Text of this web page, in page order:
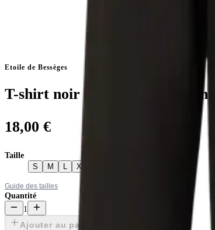
Etoile de Bessèges
T-shirt noir premium pour
18,00 €
Taille
S
M L XL
Guide des tailles
Quantité
1
Ajouter au panier